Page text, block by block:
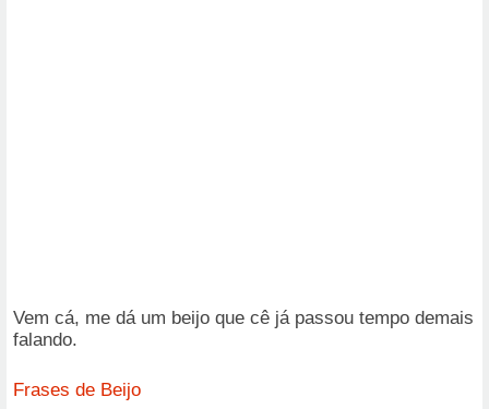
Vem cá, me dá um beijo que cê já passou tempo demais
falando.
Frases de Beijo